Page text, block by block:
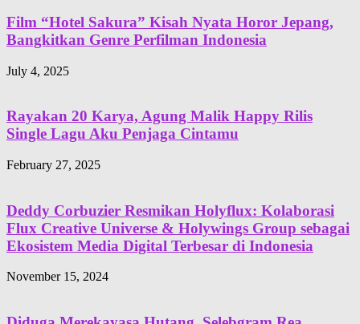
Film “Hotel Sakura” Kisah Nyata Horor Jepang,
Bangkitkan Genre Perfilman Indonesia
July 4, 2025
Rayakan 20 Karya, Agung Malik Happy Rilis
Single Lagu Aku Penjaga Cintamu
February 27, 2025
Deddy Corbuzier Resmikan Holyflux: Kolaborasi
Flux Creative Universe & Holywings Group sebagai
Ekosistem Media Digital Terbesar di Indonesia
November 15, 2024